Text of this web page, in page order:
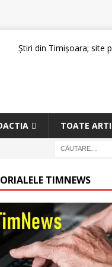
Știri din Timișoara; site
TOATE
TIMNEWS